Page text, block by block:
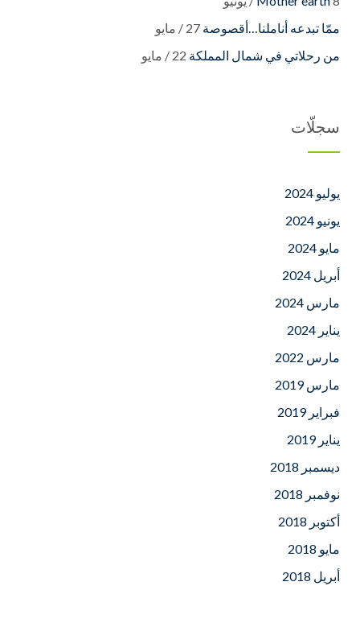
27 / مايو
22 / مايو
سجلّات
يوليو 2024
يونيو 2024
مايو 2024
أبريل 2024
مارس 2024
يناير 2024
مارس 2022
مارس 2019
فبراير 2019
يناير 2019
ديسمبر 2018
نوفمبر 2018
أكتوبر 2018
مايو 2018
أبريل 2018